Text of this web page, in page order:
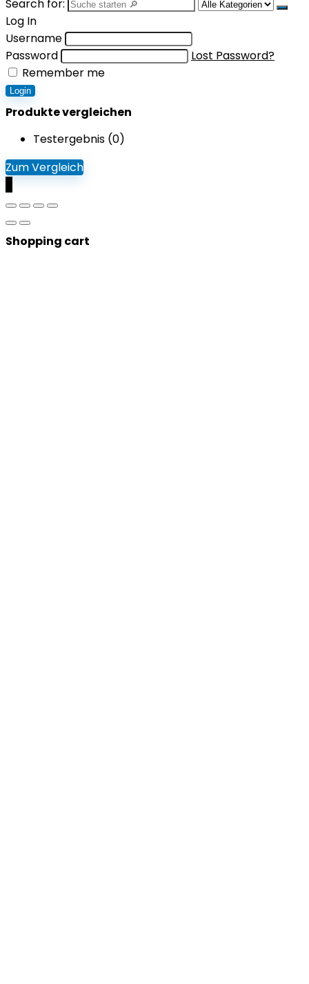
Search for:
Log In
Username
Password
Lost Password?
Remember me
Login
Produkte vergleichen
Testergebnis (0)
Zum Vergleich
Shopping cart